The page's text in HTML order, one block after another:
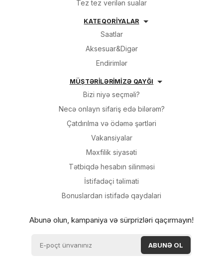
Tez tez verilən sualar
KATEQORİYALAR
Saatlar
Aksesuar&Digər
Endirimlər
MÜŞTƏRİLƏRİMİZƏ QAYĞI
Bizi niyə seçməli?
Necə onlayn sifariş edə bilərəm?
Çatdırılma və ödəmə şərtləri
Vakansiyalar
Məxfilik siyasəti
Tətbiqdə hesabın silinməsi
İsti̇fadəçi̇ təli̇mati
Bonuslardan i̇sti̇fadə qaydalari
Abunə olun, kampaniya və sürprizləri qaçırmayın!